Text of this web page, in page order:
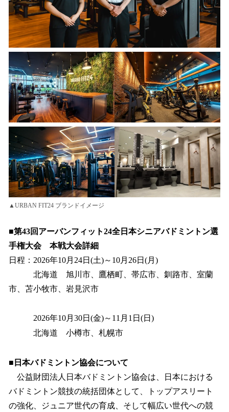
▲URBAN FIT24 ブランドイメージ
■第43回アーバンフィット24全日本シニアバドミントン選
手権大会 本戦大会詳細
日程：2026年10月24日(土)～10月26日(月)
北海道 旭川市、鷹栖町、帯広市、釧路市、室蘭
市、苫小牧市、岩見沢市
2026年10月30日(金)～11月1日(日)
北海道 小樽市、札幌市
■日本バドミントン協会について
公益財団法人日本バドミントン協会は、日本における
バドミントン競技の統括団体として、トップアスリート
の強化、ジュニア世代の育成、そして幅広い世代への競